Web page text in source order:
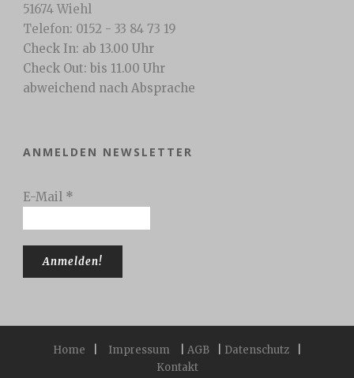
51674 Wiehl
Telefon: 0152 - 33 84 73 19
Check In: ab 13.00 Uhr
Check Out: bis 11.00 Uhr
abweichend nach Absprache
ANMELDEN NEWSLETTER
E-Mail *
Home Impressum AGB Datenschutz
Kontakt